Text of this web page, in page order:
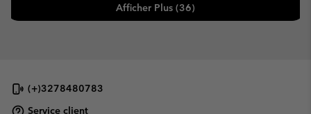
Afficher Plus (36)
(+)3278480783
Service client